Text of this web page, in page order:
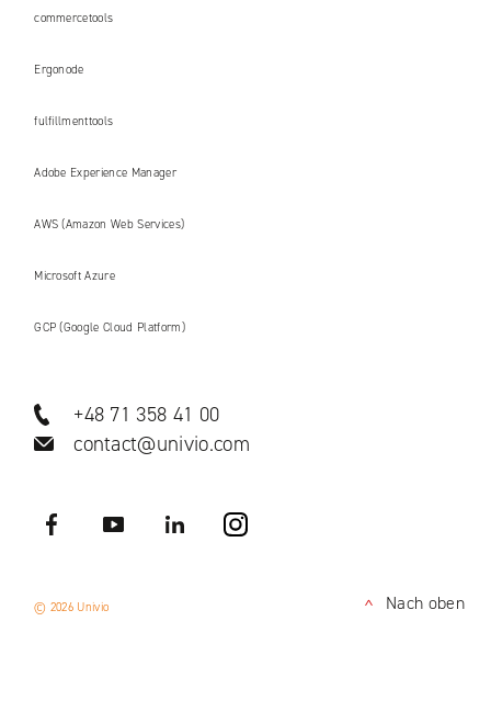
commercetools
Ergonode
fulfillmenttools
Adobe Experience Manager
AWS (Amazon Web Services)
Microsoft Azure
GCP (Google Cloud Platform)
+48 71 358 41 00
contact@univio.com
Facebook YouTube LinkedIN
© 2026 Univio <Nach oben